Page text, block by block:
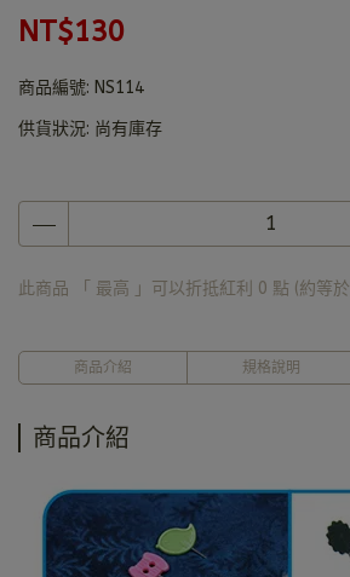
NT$130
商品編號: NS114
供貨狀況: 尚有庫存
此商品 「 最高 」可以折抵紅利 0 點 (約等於
商品介紹 規格說明
商品介紹